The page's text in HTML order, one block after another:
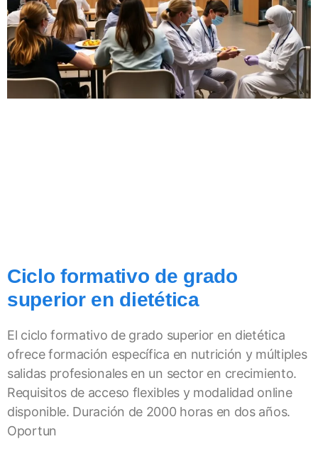
Ciclo formativo de grado
superior en dietética
El ciclo formativo de grado superior en dietética
ofrece formación específica en nutrición y múltiples
salidas profesionales en un sector en crecimiento.
Requisitos de acceso flexibles y modalidad online
disponible. Duración de 2000 horas en dos años.
Oportun